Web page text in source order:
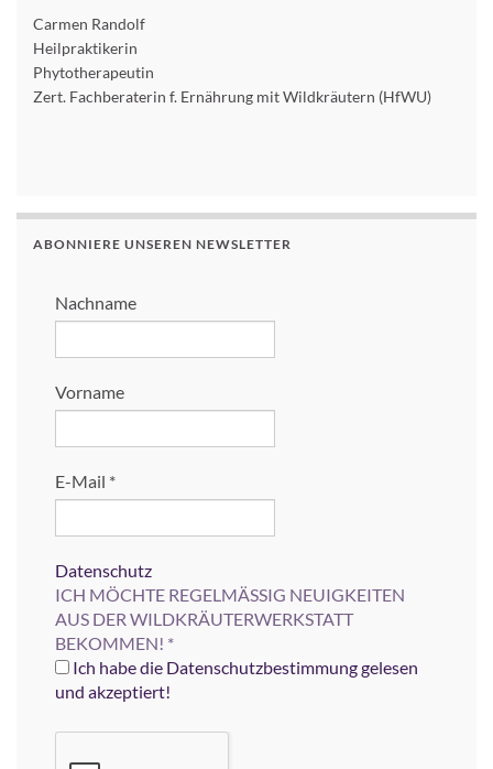
Carmen Randolf
Heilpraktikerin
Phytotherapeutin
Zert. Fachberaterin f. Ernährung mit Wildkräutern (HfWU)
ABONNIERE UNSEREN NEWSLETTER
Nachname
Vorname
E-Mail *
Datenschutz
ICH MÖCHTE REGELMÄSSIG NEUIGKEITEN
AUS DER WILDKRÄUTERWERKSTATT
BEKOMMEN! *
Ich habe die Datenschutzbestimmung gelesen
und akzeptiert!